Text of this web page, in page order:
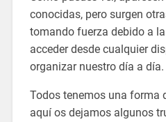
conocidas, pero surgen
tomando fuerza debido a
acceder desde cualquier
organizar nuestro día a día.
Todos tenemos una forma
aquí os dejamos algunos